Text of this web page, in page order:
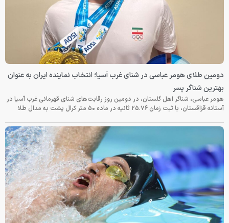
دومین طلای هومر عباسی در شنای غرب آسیا؛ انتخاب نماینده ایران به عنوان
بهترین شناگر پسر
هومر عباسی، شناگر اهل گلستان، در دومین روز رقابت‌های شنای قهرمانی غرب آسیا در
آستانه قزاقستان، با ثبت زمان ۲۵.۷۶ ثانیه در ماده ۵۰ متر کرال پشت به مدال طلا